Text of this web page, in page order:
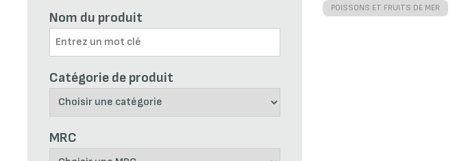
Nom du produit
Catégorie de produit
MRC
POISSONS ET FRUITS DE MER